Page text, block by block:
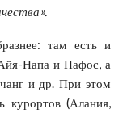
там есть и
Напа и Пафос, а
и др. При этом
курортов (Алания,